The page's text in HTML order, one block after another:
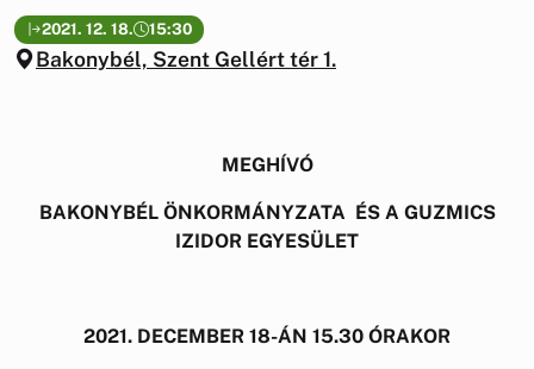
2021. 12. 18. 15:30
Bakonybél, Szent Gellért tér 1.
MEGHÍVÓ
BAKONYBÉL ÖNKORMÁNYZATA ÉS A GUZMICS
IZIDOR EGYESÜLET
2021. DECEMBER 18-ÁN 15.30 ÓRAKOR